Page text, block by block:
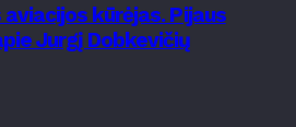
kūrėjas. Pijaus
Jurgį Dobkevičių